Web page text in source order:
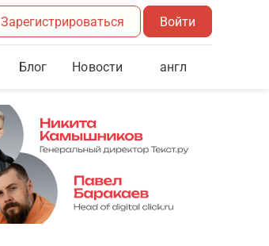
Зарегистрироваться Войти
Блог Новости англ